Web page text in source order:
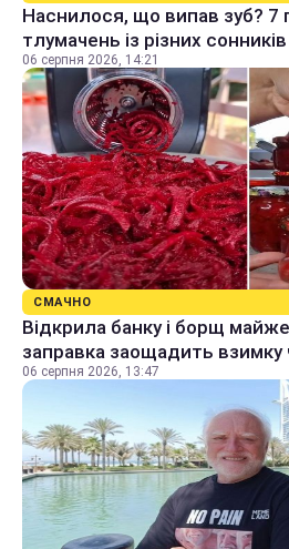
Наснилося, що випав зуб? 7
тлумачень із різних сонників
06 серпня 2026, 14:21
СМАЧНО
Відкрила банку і борщ
заправка заощадить взимку
06 серпня 2026, 13:47